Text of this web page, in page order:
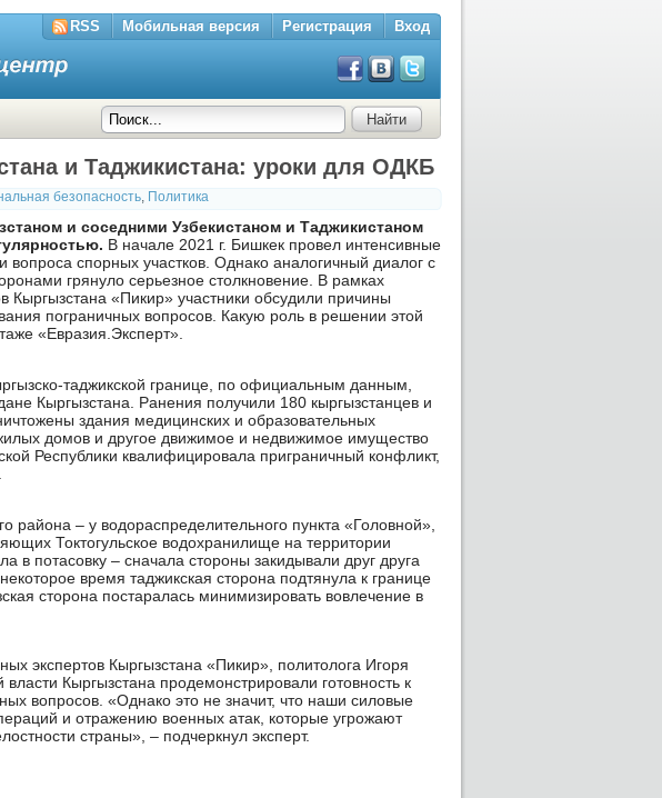
RSS Мобильная версия Регистрация Вход
и Таджикистана: уроки для ОДКБ
безопасность, Политика
и соседними Узбекистаном и Таджикистаном
В начале 2021 г. Бишкек провел интенсивные
спорных участков. Однако аналогичный диалог с
грянуло серьезное столкновение. В рамках
Кыргызстана «Пикир» участники обсудили причины
пограничных вопросов. Какую роль в решении этой
«Евразия.Эксперт».
таджикской границе, по официальным данным,
Кыргызстана. Ранения получили 180 кыргызстанцев и
здания медицинских и образовательных
домов и другое движимое и недвижимое имущество
Республики квалифицировала приграничный конфликт,
района – у водораспределительного пункта «Головной»,
Токтогульское водохранилище на территории
в потасовку – сначала стороны закидывали друг друга
время таджикская сторона подтянула к границе
сторона постаралась минимизировать вовлечение в
экспертов Кыргызстана «Пикир», политолога Игоря
Кыргызстана продемонстрировали готовность к
вопросов. «Однако это не значит, что наши силовые
и отражению военных атак, которые угрожают
страны», – подчеркнул эксперт.